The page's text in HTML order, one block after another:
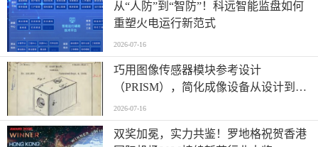
从“人防”到“智防”！科远智能监盘如何
重塑火电运行新范式
2026-07-16
巧用图像传感器模块参考设计
（PRISM），简化成像设备从设计到制
造的全流程
2026-07-16
双奖加冕，实力共鉴！罗地格祝贺香港